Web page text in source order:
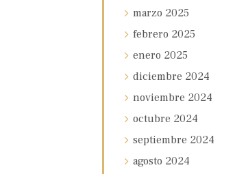
marzo 2025
febrero 2025
enero 2025
diciembre 2024
noviembre 2024
octubre 2024
septiembre 2024
agosto 2024